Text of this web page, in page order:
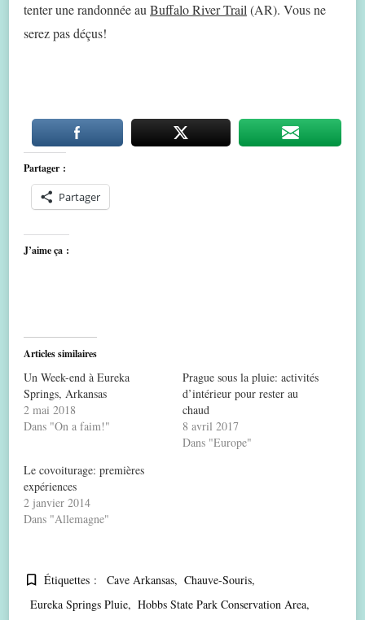
tenter une randonnée auBuffalo River Trail(AR). Vous ne
serez pas déçus!
Partager :
Partager
J’aime ça :
Articles similaires
Un Week-end à Eureka
Springs, Arkansas
2 mai 2018
Dans "On a faim!"
Prague sous la pluie: activités
d’intérieur pour rester au
chaud
8 avril 2017
Dans "Europe"
Le covoiturage: premières
expériences
2 janvier 2014
Dans "Allemagne"
Étiquettes : Cave Arkansas
Chauve-Souris
Eureka Springs Pluie
Hobbs State Park Conservation Area